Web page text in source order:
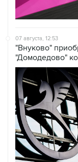
07 августа, 12:53
"Внуково"
"Домодедово"